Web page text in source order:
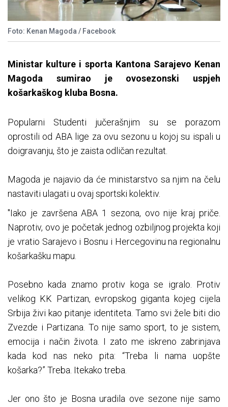
Foto: Kenan Magoda / Facebook
Ministar kulture i sporta Kantona Sarajevo Kenan
Magoda sumirao je ovosezonski uspjeh
košarkaškog kluba Bosna.
Popularni Studenti jučerašnjim su se porazom
oprostili od ABA lige za ovu sezonu u kojoj su ispali u
doigravanju, što je zaista odličan rezultat.
Magoda je najavio da će ministarstvo sa njim na čelu
nastaviti ulagati u ovaj sportski kolektiv.
"Iako je završena ABA 1 sezona, ovo nije kraj priče.
Naprotiv, ovo je početak jednog ozbiljnog projekta koji
je vratio Sarajevo i Bosnu i Hercegovinu na regionalnu
košarkašku mapu.
Posebno kada znamo protiv koga se igralo. Protiv
velikog KK Partizan, evropskog giganta kojeg cijela
Srbija živi kao pitanje identiteta. Tamo svi žele biti dio
Zvezde i Partizana. To nije samo sport, to je sistem,
emocija i način života. I zato me iskreno zabrinjava
kada kod nas neko pita: “Treba li nama uopšte
košarka?” Treba. Itekako treba.
Jer ono što je Bosna uradila ove sezone nije samo